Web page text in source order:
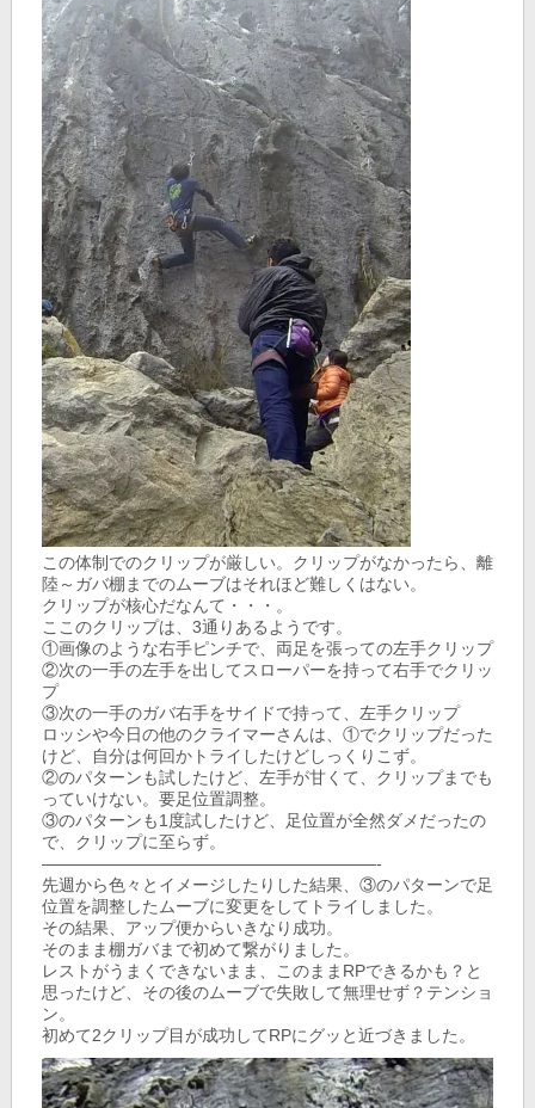
この体制でのクリップが厳しい。クリップがなかったら、離
陸～ガバ棚までのムーブはそれほど難しくはない。
クリップが核心だなんて・・・。
ここのクリップは、3通りあるようです。
①画像のような右手ピンチで、両足を張っての左手クリップ
②次の一手の左手を出してスローパーを持って右手でクリッ
プ
③次の一手のガバ右手をサイドで持って、左手クリップ
ロッシや今日の他のクライマーさんは、①でクリップだった
けど、自分は何回かトライしたけどしっくりこず。
②のパターンも試したけど、左手が甘くて、クリップまでも
っていけない。要足位置調整。
③のパターンも1度試したけど、足位置が全然ダメだったの
で、クリップに至らず。
————————————————————-
先週から色々とイメージしたりした結果、③のパターンで足
位置を調整したムーブに変更をしてトライしました。
その結果、アップ便からいきなり成功。
そのまま棚ガバまで初めて繋がりました。
レストがうまくできないまま、このままRPできるかも？と
思ったけど、その後のムーブで失敗して無理せず？テンショ
ン。
初めて2クリップ目が成功してRPにグッと近づきました。